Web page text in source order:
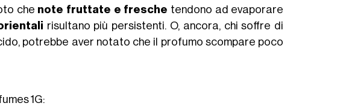
che note fruttate e fresche tendono ad evaporare
risultano più persistenti. O, ancora, chi soffre di
potrebbe aver notato che il profumo scompare poco
1G: